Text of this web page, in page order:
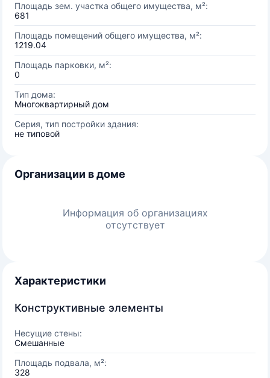
Площадь зем. участка общего имущества, м²:
681
Площадь помещений общего имущества, м²:
1219.04
Площадь парковки, м²:
0
Тип дома:
Многоквартирный дом
Серия, тип постройки здания:
не типовой
Организации в доме
Информация об организациях
отсутствует
Характеристики
Конструктивные элементы
Несущие стены:
Смешанные
Площадь подвала, м²:
328